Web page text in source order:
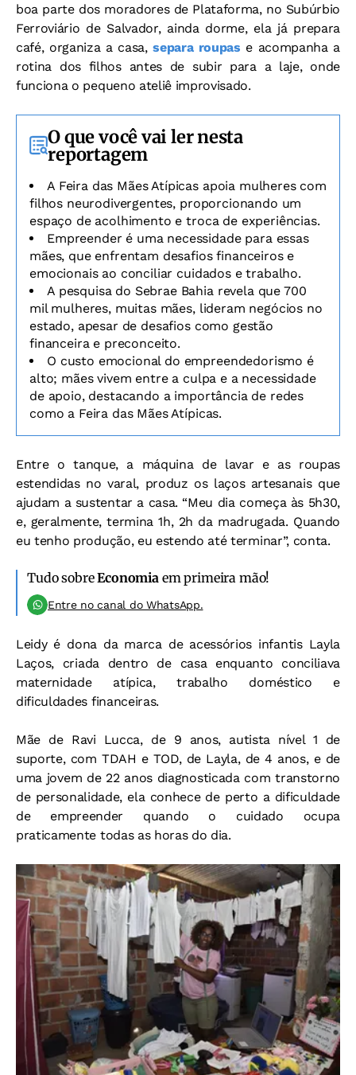
boa parte dos moradores de Plataforma, no Subúrbio
Ferroviário de Salvador, ainda dorme, ela já prepara
café, organiza a casa,separa roupas e acompanha a
rotina dos filhos antes de subir para a laje, onde
funciona o pequeno ateliê improvisado.
O que você vai ler nesta
reportagem
A Feira das Mães Atípicas apoia mulheres com
filhos neurodivergentes, proporcionando um
espaço de acolhimento e troca de experiências.
Empreender é uma necessidade para essas
mães, que enfrentam desafios financeiros e
emocionais ao conciliar cuidados e trabalho.
A pesquisa do Sebrae Bahia revela que 700
mil mulheres, muitas mães, lideram negócios no
estado, apesar de desafios como gestão
financeira e preconceito.
O custo emocional do empreendedorismo é
alto; mães vivem entre a culpa e a necessidade
de apoio, destacando a importância de redes
como a Feira das Mães Atípicas.
Entre o tanque, a máquina de lavar e as roupas
estendidas no varal, produz os laços artesanais que
ajudam a sustentar a casa. “Meu dia começa às 5h30,
e, geralmente, termina 1h, 2h da madrugada. Quando
eu tenho produção, eu estendo até terminar”, conta.
Tudo sobreEconomia em primeira mão!
Entre no canal do WhatsApp.
Leidy é dona da marca de acessórios infantis Layla
Laços, criada dentro de casa enquanto conciliava
maternidade atípica, trabalho doméstico e
dificuldades financeiras.
Mãe de Ravi Lucca, de 9 anos, autista nível 1 de
suporte, com TDAH e TOD, de Layla, de 4 anos, e de
uma jovem de 22 anos diagnosticada com transtorno
de personalidade, ela conhece de perto a dificuldade
de empreender quando o cuidado ocupa
praticamente todas as horas do dia.